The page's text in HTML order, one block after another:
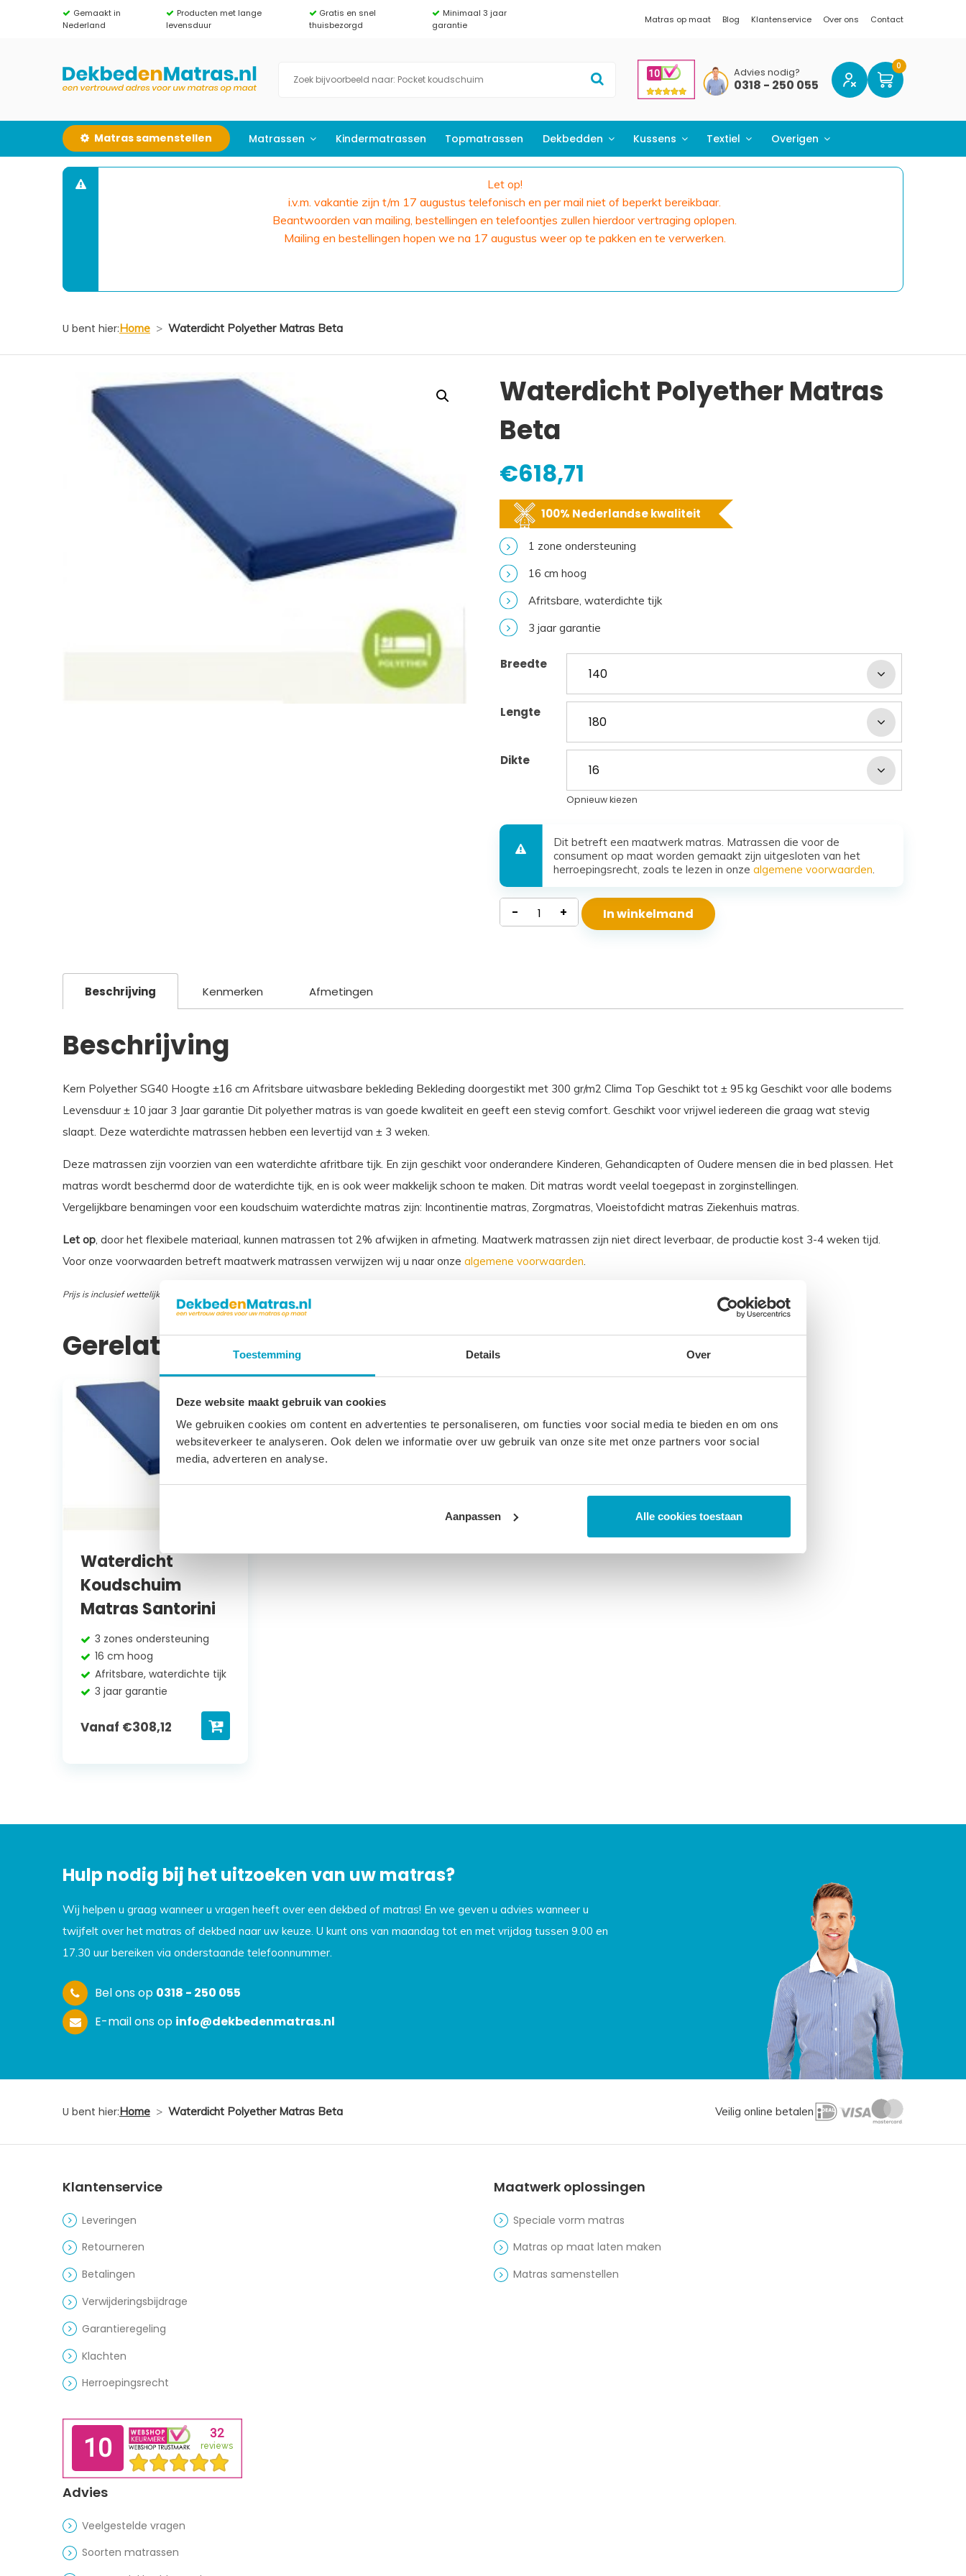
Toestemming Details Over
Deze website maakt gebruik van cookies
We gebruiken cookies om content en advertenties te personaliseren, om functies voor social media te bieden en om ons
websiteverkeer te analyseren. Ook delen we informatie over uw gebruik van onze site met onze partners voor social
media, adverteren en analyse.
Aanpassen Alle cookies toestaan
Gemaakt in
Nederland
Producten met lange
levensduur
Gratis en snel
thuisbezorgd
Minimaal 3 jaar
garantie
Matras op maat Blog Klantenservice Over ons Contact
Advies nodig?
0318 - 250 055
Matras samenstellen Matrassen Kindermatrassen Topmatrassen Dekbedden Kussens Textiel Overigen
Let op!
i.v.m. vakantie zijn t/m 17 augustus telefonisch en per mail niet of beperkt bereikbaar.
Beantwoorden van mailing, bestellingen en telefoontjes zullen hierdoor vertraging oplopen.
Mailing en bestellingen hopen we na 17 augustus weer op te pakken en te verwerken.
U bent hier:Home > Waterdicht Polyether Matras Beta
Waterdicht Polyether Matras
Beta
€618,71
100% Nederlandse kwaliteit
1 zone ondersteuning
16 cm hoog
Afritsbare, waterdichte tijk
3 jaar garantie
Breedte
Lengte
Dikte
Opnieuw kiezen
Dit betreft een maatwerk matras. Matrassen die voor de
consument op maat worden gemaakt zijn uitgesloten van het
herroepingsrecht, zoals te lezen in onzealgemene voorwaarden.
Polyether
- + In winkelmand
Beschrijving Kenmerken Afmetingen
Beschrijving
Kern Polyether SG40 Hoogte ±16 cm Afritsbare uitwasbare bekleding Bekleding doorgestikt met 300 gr/m2 Clima Top Geschikt tot ± 95 kg Geschikt voor alle bodems
Levensduur ± 10 jaar 3 Jaar garantie Dit polyether matras is van goede kwaliteit en geeft een stevig comfort. Geschikt voor vrijwel iedereen die graag wat stevig
slaapt. Deze waterdichte matrassen hebben een levertijd van ± 3 weken.
Deze matrassen zijn voorzien van een waterdichte afritbare tijk. En zijn geschikt voor onderandere Kinderen, Gehandicapten of Oudere mensen die in bed plassen. Het
matras wordt beschermd door de waterdichte tijk, en is ook weer makkelijk schoon te maken. Dit matras wordt veelal toegepast in zorginstellingen.
Vergelijkbare benamingen voor een koudschuim waterdichte matras zijn: Incontinentie matras, Zorgmatras, Vloeistofdicht matras Ziekenhuis matras.
Let op, door het flexibele materiaal, kunnen matrassen tot 2% afwijken in afmeting. Maatwerk matrassen zijn niet direct leverbaar, de productie kost 3-4 weken tijd.
Voor onze voorwaarden betreft maatwerk matrassen verwijzen wij u naar onze algemene voorwaarden.
Prijs is inclusief wettelijke verwijderingsbijdrage
Gerelateerde producten
Waterdicht
Koudschuim
Matras Santorini
3 zones ondersteuning
16 cm hoog
Afritsbare, waterdichte tijk
3 jaar garantie
Vanaf €308,12
Hulp nodig bij het uitzoeken van uw matras?
Wij helpen u graag wanneer u vragen heeft over een dekbed of matras! En we geven u advies wanneer u
twijfelt over het matras of dekbed naar uw keuze. U kunt ons van maandag tot en met vrijdag tussen 9.00 en
17.30 uur bereiken via onderstaande telefoonnummer.
Bel ons op 0318 - 250 055
E-mail ons op info@dekbedenmatras.nl
U bent hier:Home > Waterdicht Polyether Matras Beta Veilig online betalen
Klantenservice
Leveringen
Retourneren
Betalingen
Verwijderingsbijdrage
Garantieregeling
Klachten
Herroepingsrecht
Maatwerk oplossingen
Speciale vorm matras
Matras op maat laten maken
Matras samenstellen
Advies
Veelgestelde vragen
Soorten matrassen